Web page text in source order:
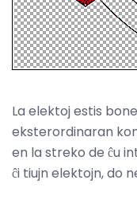
La elektoj estis
eksterordinaran
en la streko de ĉu
ĉi tiujn elektojn, do